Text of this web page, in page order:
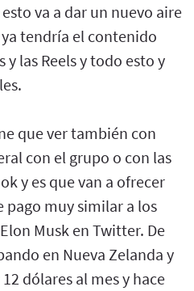
va a dar un nuevo aire
tendría el contenido
las Reels y todo esto y
que ver también con
con el grupo o con las
y es que van a ofrecer
muy similar a los
Musk en Twitter. De
en Nueva Zelanda y
dólares al mes y hace